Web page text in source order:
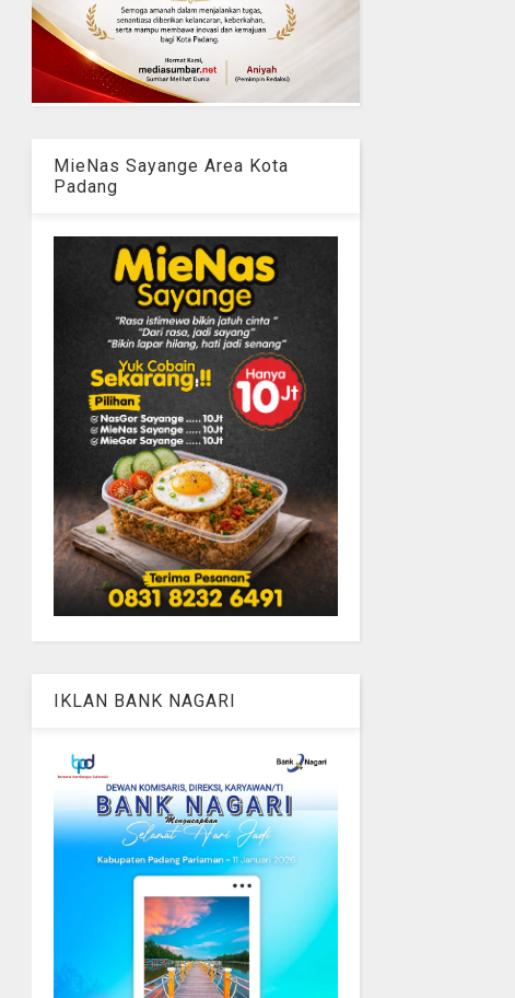
MieNas Sayange Area Kota
Padang
IKLAN BANK NAGARI